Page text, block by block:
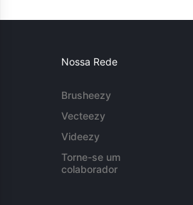
Nossa Rede
Brusheezy
Vecteezy
Videezy
Torne-se um
colaborador